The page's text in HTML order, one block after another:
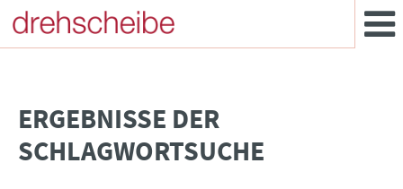
­ERGEBNISSE DER
SCHLAGWORTSUCHE